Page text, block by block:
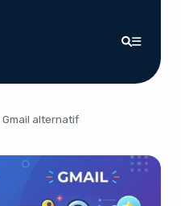
Gmail alternatif